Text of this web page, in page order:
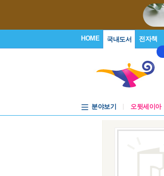
HOME 국내도서 전자책
분야보기 오뒷세이아